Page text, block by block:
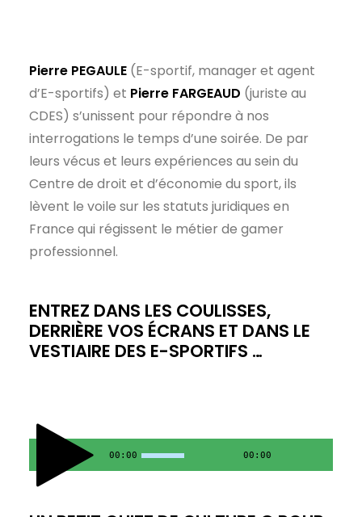
Pierre PEGAULE (E-sportif, manager et agent
d’E-sportifs) et Pierre FARGEAUD (juriste au
CDES) s’unissent pour répondre à nos
interrogations le temps d’une soirée. De par
leurs vécus et leurs expériences au sein du
Centre de droit et d’économie du sport, ils
lèvent le voile sur les statuts juridiques en
France qui régissent le métier de gamer
professionnel.
ENTREZ DANS LES COULISSES,
DERRIÈRE VOS ÉCRANS ET DANS LE
VESTIAIRE DES E-SPORTIFS …
00:00 00:00